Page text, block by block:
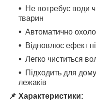
Не потребує води
тварин
Автоматично
Відновлює ефект
Легко чиститься
Підходить для
лежаків
📌 Характеристики: